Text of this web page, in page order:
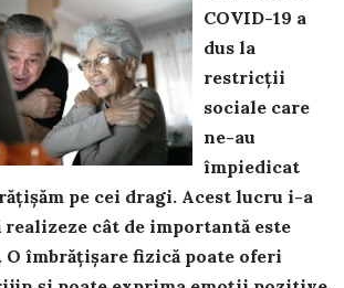
COVID-19 a
dus la
restricții
sociale care
ne-au
împiedicat
pe cei dragi. Acest lucru i-a
realizeze cât de importantă este
O îmbrățișare fizică poate oferi